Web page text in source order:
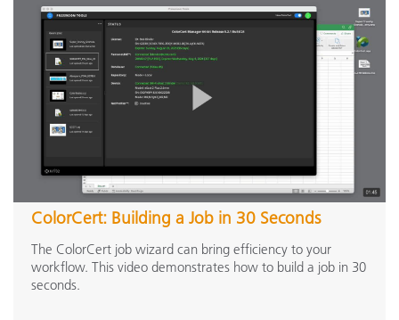
ColorCert: Building a Job in 30 Seconds
The ColorCert job wizard can bring efficiency to your
workflow. This video demonstrates how to build a job in 30
seconds.